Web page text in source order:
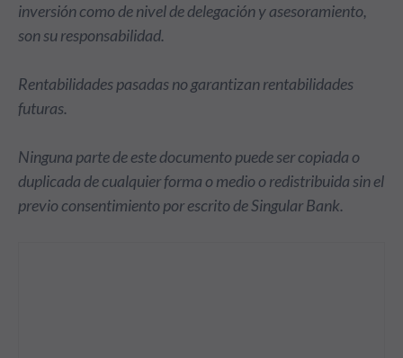
inversión como de nivel de delegación y asesoramiento,
son su responsabilidad.
Rentabilidades pasadas no garantizan rentabilidades
futuras.
Ninguna parte de este documento puede ser copiada o
duplicada de cualquier forma o medio o redistribuida sin el
previo consentimiento por escrito de Singular Bank.